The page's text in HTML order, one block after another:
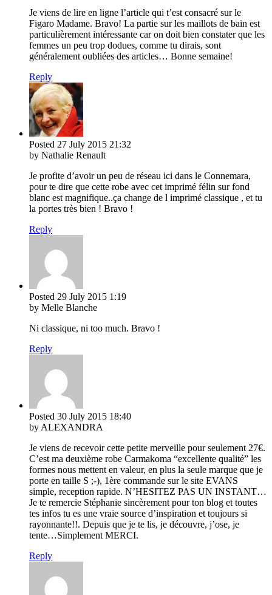
Je viens de lire en ligne l’article qui t’est consacré sur le
Figaro Madame. Bravo! La partie sur les maillots de bain est
particulièrement intéressante car on doit bien constater que les
femmes un peu trop dodues, comme tu dirais, sont
généralement oubliées des articles… Bonne semaine!
Reply
Posted 27 July 2015 21:32
by Nathalie Renault
Je profite d’avoir un peu de réseau ici dans le Connemara,
pour te dire que cette robe avec cet imprimé félin sur fond
blanc est magnifique..ça change de l imprimé classique , et tu
la portes très bien ! Bravo !
Reply
Posted 29 July 2015 1:19
by Melle Blanche
Ni classique, ni too much. Bravo !
Reply
Posted 30 July 2015 18:40
by ALEXANDRA
Je viens de recevoir cette petite merveille pour seulement 27€.
C’est ma deuxième robe Carmakoma “excellente qualité” les
formes nous mettent en valeur, en plus la seule marque que je
porte en taille S ;-), 1ère commande sur le site EVANS
simple, reception rapide. N’HESITEZ PAS UN INSTANT…
Je te remercie Stéphanie sincèrement pour ton blog et toutes
tes infos tu es une vraie source d’inspiration et toujours si
rayonnante!!. Depuis que je te lis, je découvre, j’ose, je
tente…Simplement MERCI.
Reply